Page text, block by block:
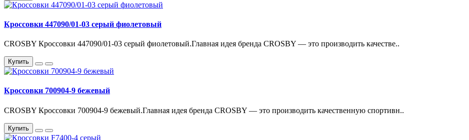
Кроссовки 447090/01-03 серый фиолетовый
CROSBY Кроссовки 447090/01-03 серый фиолетовый.Главная идея бренда CROSBY — это производить качестве..
Купить
Кроссовки 700904-9 бежевый
CROSBY Кроссовки 700904-9 бежевый.Главная идея бренда CROSBY — это производить качественную спортивн..
Купить